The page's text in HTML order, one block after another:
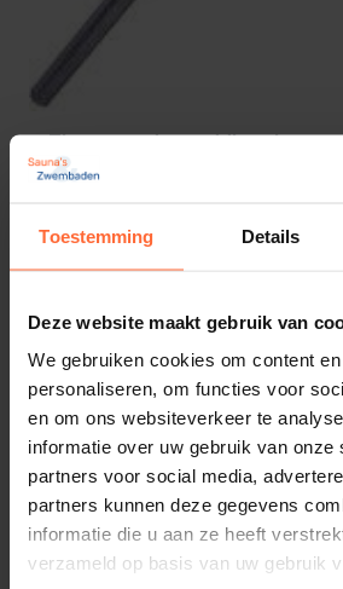
Toestemming Details
Deze website maakt gebruik van
We gebruiken cookies om content
personaliseren, om functies voor
en om ons websiteverkeer te
informatie over uw gebruik van onze
partners voor social media,
partners kunnen deze gegevens
informatie die u aan ze heeft
verzameld op basis van uw gebruik
Thermometer redding ring
37,75
De echte vakman